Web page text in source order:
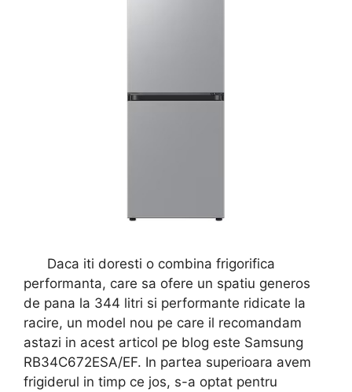
Daca iti doresti o combina frigorifica
performanta, care sa ofere un spatiu generos
de pana la 344 litri si performante ridicate la
racire, un model nou pe care il recomandam
astazi in acest articol pe blog este Samsung
RB34C672ESA/EF. In partea superioara avem
frigiderul in timp ce jos, s-a optat pentru